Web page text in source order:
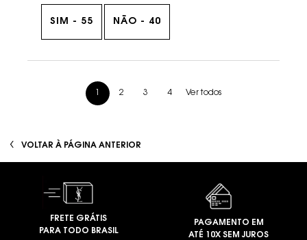
SIM - 55 NÃO - 40
Page 1 of 4. Current page
2 3 4 Ver todos
VOLTAR À PÁGINA ANTERIOR
FRETE GRÁTIS
PARA TODO BRASIL
PAGAMENTO EM
ATÉ 10X SEM JUROS